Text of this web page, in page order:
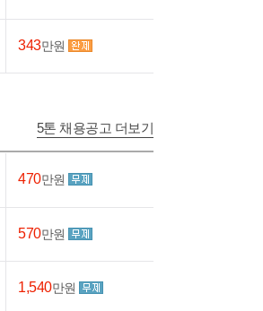
343만원
5톤 채용공고 더보기
470만원
570만원
1,540만원